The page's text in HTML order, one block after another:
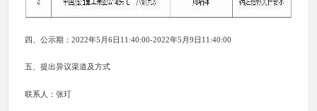
四、公示期：2022年5月6日11:40:00-2022年5月9日11:40:00
五、提出异议渠道及方式
联系人：张玎